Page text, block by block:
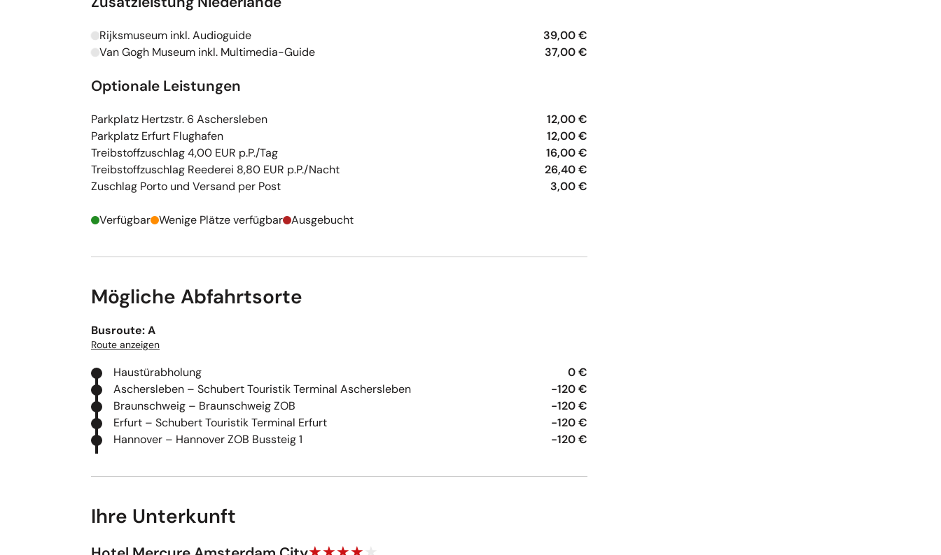
Kapazitäten werden geladen
Rijksmuseum inkl. Audioguide 39,00 €
Kapazitäten werden geladen
Van Gogh Museum inkl. Multimedia-Guide 37,00 €
Optionale Leistungen
Parkplatz Hertzstr. 6 Aschersleben
12,00 €
Parkplatz Erfurt Flughafen
12,00 €
Treibstoffzuschlag 4,00 EUR p.P./Tag
16,00 €
Treibstoffzuschlag Reederei 8,80 EUR p.P./Nacht
26,40 €
Zuschlag Porto und Versand per Post
3,00 €
Verfügbar Wenige Plätze verfügbar Ausgebucht
Mögliche Abfahrtsorte
Busroute: A
Route anzeigen
Haustürabholung
0 €
Aschersleben – Schubert Touristik Terminal Aschersleben
-120 €
Braunschweig – Braunschweig ZOB
-120 €
Erfurt – Schubert Touristik Terminal Erfurt
-120 €
Hannover – Hannover ZOB Bussteig 1
-120 €
Ihre Unterkunft